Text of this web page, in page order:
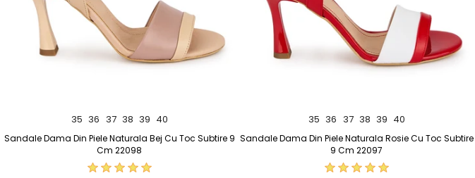
35 36 37 38 39 40
Sandale Dama Din Piele Naturala Bej Cu Toc Subtire 9
Cm 22098
35 36 37 38 39 40
Sandale Dama Din Piele Naturala Rosie Cu Toc Subtire
9 Cm 22097